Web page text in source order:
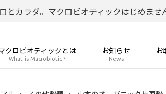
とカラダ。マクロビオティックはじめませ
クロビオティックとは
What is Macrobiotic ?
お知らせ
News
お